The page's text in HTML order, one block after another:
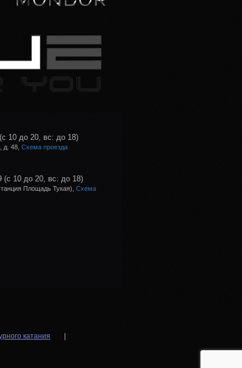
(с 10 до 20, вс: до 18)
д. 48, Схема проезда
(с 10 до 20, вс: до 18)
Площадь Тукая), Схема
катания |